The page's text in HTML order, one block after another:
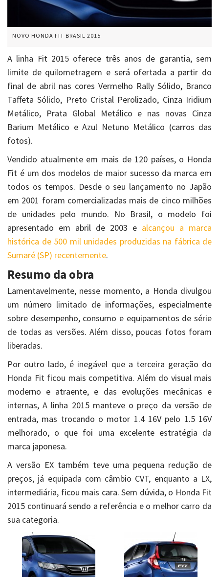
NOVO HONDA FIT BRASIL 2015
A linha Fit 2015 oferece três anos de garantia, sem
limite de quilometragem e será ofertada a partir do
final de abril nas cores Vermelho Rally Sólido, Branco
Taffeta Sólido, Preto Cristal Perolizado, Cinza Iridium
Metálico, Prata Global Metálico e nas novas Cinza
Barium Metálico e Azul Netuno Metálico (carros das
fotos).
Vendido atualmente em mais de 120 países, o Honda
Fit é um dos modelos de maior sucesso da marca em
todos os tempos. Desde o seu lançamento no Japão
em 2001 foram comercializadas mais de cinco milhões
de unidades pelo mundo. No Brasil, o modelo foi
apresentado em abril de 2003 e alcançou a marca
histórica de 500 mil unidades produzidas na fábrica de
Sumaré (SP) recentemente.
Resumo da obra
Lamentavelmente, nesse momento, a Honda divulgou
um número limitado de informações, especialmente
sobre desempenho, consumo e equipamentos de série
de todas as versões. Além disso, poucas fotos foram
liberadas.
Por outro lado, é inegável que a terceira geração do
Honda Fit ficou mais competitiva. Além do visual mais
moderno e atraente, e das evoluções mecânicas e
internas, A linha 2015 manteve o preço da versão de
entrada, mas trocando o motor 1.4 16V pelo 1.5 16V
melhorado, o que foi uma excelente estratégia da
marca japonesa.
A versão EX também teve uma pequena redução de
preços, já equipada com câmbio CVT, enquanto a LX,
intermediária, ficou mais cara. Sem dúvida, o Honda Fit
2015 continuará sendo a referência e o melhor carro da
sua categoria.